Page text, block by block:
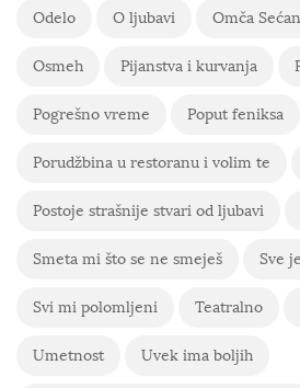
Odelo O ljubavi Omča
Osmeh Pijanstva i kurvanja
Pogrešno vreme Poput feniksa
Porudžbina u restoranu i volim te
Postoje strašnije stvari od ljubavi
Smeta mi što se ne smeješ Sve
Svi mi polomljeni Teatralno
Umetnost Uvek ima boljih